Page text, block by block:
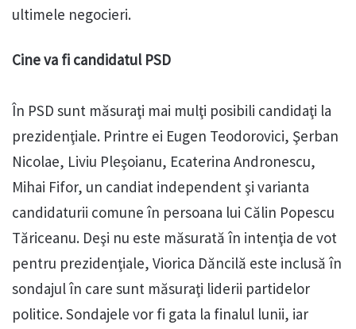
ultimele negocieri.
Cine va fi candidatul PSD
În PSD sunt măsuraţi mai mulţi posibili candidaţi la
prezidenţiale. Printre ei Eugen Teodorovici, Şerban
Nicolae, Liviu Pleşoianu, Ecaterina Andronescu,
Mihai Fifor, un candiat independent şi varianta
candidaturii comune în persoana lui Călin Popescu
Tăriceanu. Deşi nu este măsurată în intenţia de vot
pentru prezidenţiale, Viorica Dăncilă este inclusă în
sondajul în care sunt măsuraţi liderii partidelor
politice. Sondajele vor fi gata la finalul lunii, iar